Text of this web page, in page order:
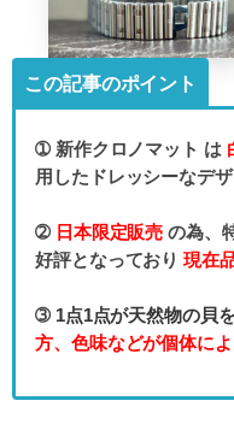
この記事のポイント
➀ 新作クロノマット は
用したドレッシーなデザ
➁ 日本限定販売 の為、
好評となっており現在
➂1点1点が天然物の貝
方、色味などが個体に